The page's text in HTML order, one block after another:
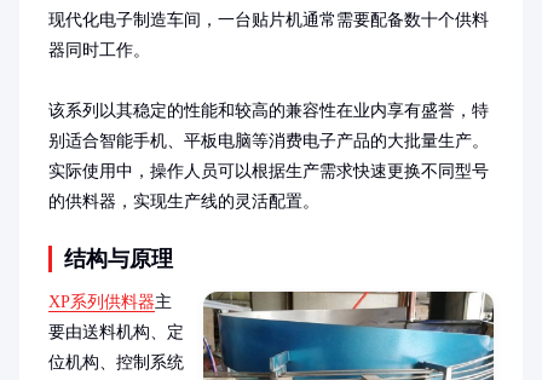
现代化电子制造车间，一台贴片机通常需要配备数十个供料
器同时工作。
该系列以其稳定的性能和较高的兼容性在业内享有盛誉，特
别适合智能手机、平板电脑等消费电子产品的大批量生产。
实际使用中，操作人员可以根据生产需求快速更换不同型号
的供料器，实现生产线的灵活配置。
结构与原理
XP系列供料器主
要由送料机构、定
位机构、控制系统